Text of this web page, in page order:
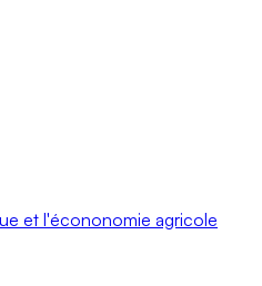
et l'écononomie agricole